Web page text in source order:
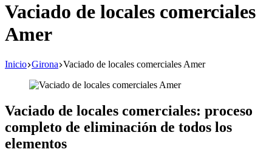
Vaciado de locales comerciales
Amer
Inicio Girona Vaciado de locales comerciales Amer
Vaciado de locales comerciales: proceso
completo de eliminación de todos los
elementos